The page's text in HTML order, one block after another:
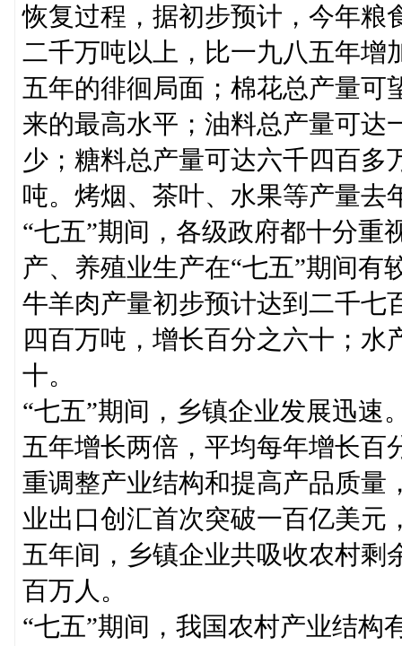
恢复过程，据初步预计，今年粮
二千万吨以上，比一九八五年增
五年的徘徊局面；棉花总产量可
来的最高水平；油料总产量可达
少；糖料总产量可达六千四百多
吨。烤烟、茶叶、水果等产量去
“七五”期间，各级政府都十分重
产、养殖业生产在“七五”期间有
牛羊肉产量初步预计达到二千七
四百万吨，增长百分之六十；水
十。
“七五”期间，乡镇企业发展迅速
五年增长两倍，平均每年增长百
重调整产业结构和提高产品质量
业出口创汇首次突破一百亿美元
五年间，乡镇企业共吸收农村剩
百万人。
“七五”期间，我国农村产业结构